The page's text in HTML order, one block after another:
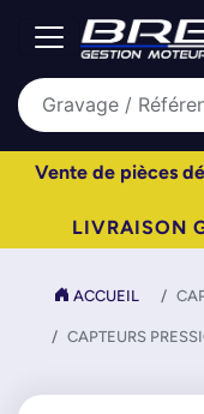
Vente de pièces
LIVRAISON
ACCUEIL
CAPTEURS